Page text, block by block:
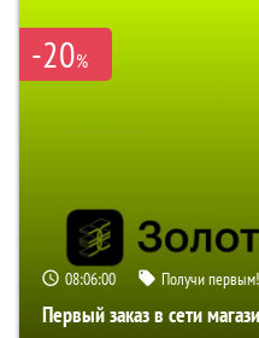
-20%
08:05:59 Получи первым!
Первый заказ в сети